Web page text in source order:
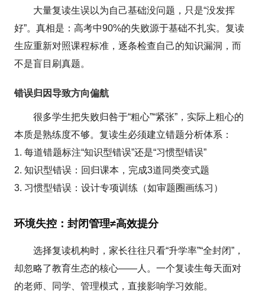
大量复读生误以为自己基础没问题，只是“没发挥
好”。真相是：高考中90%的失败源于基础不扎实。复读
生应重新对照课程标准，逐条检查自己的知识漏洞，而
不是盲目刷真题。
错误归因导致方向偏航
很多学生把失败归咎于“粗心”“紧张”，实际上粗心的
本质是熟练度不够。复读生必须建立错题分析体系：
1. 每道错题标注“知识型错误”还是“习惯型错误”
2. 知识型错误：回归课本，完成3道同类变式题
3. 习惯型错误：设计专项训练（如审题圈画练习）
环境失控：封闭管理≠高效提分
选择复读机构时，家长往往只看“升学率”“全封闭”，
却忽略了教育生态的核心——人。一个复读生每天面对
的老师、同学、管理模式，直接影响学习效能。